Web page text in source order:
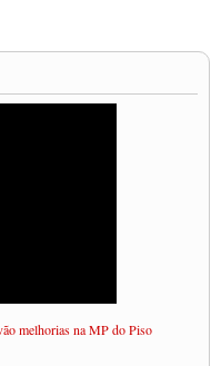
melhorias na MP do Piso